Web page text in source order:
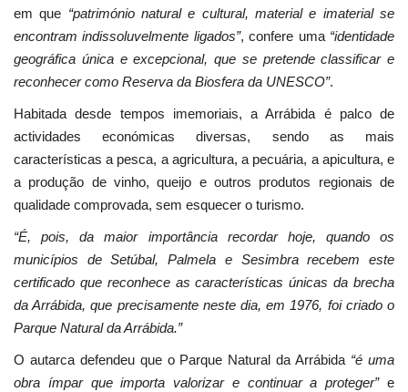
em que “património natural e cultural, material e imaterial se
encontram indissoluvelmente ligados”, confere uma “identidade
geográfica única e excepcional, que se pretende classificar e
reconhecer como Reserva da Biosfera da UNESCO”.
Habitada desde tempos imemoriais, a Arrábida é palco de
actividades económicas diversas, sendo as mais
características a pesca, a agricultura, a pecuária, a apicultura, e
a produção de vinho, queijo e outros produtos regionais de
qualidade comprovada, sem esquecer o turismo.
“É, pois, da maior importância recordar hoje, quando os
municípios de Setúbal, Palmela e Sesimbra recebem este
certificado que reconhece as características únicas da brecha
da Arrábida, que precisamente neste dia, em 1976, foi criado o
Parque Natural da Arrábida.”
O autarca defendeu que o Parque Natural da Arrábida “é uma
obra ímpar que importa valorizar e continuar a proteger”e